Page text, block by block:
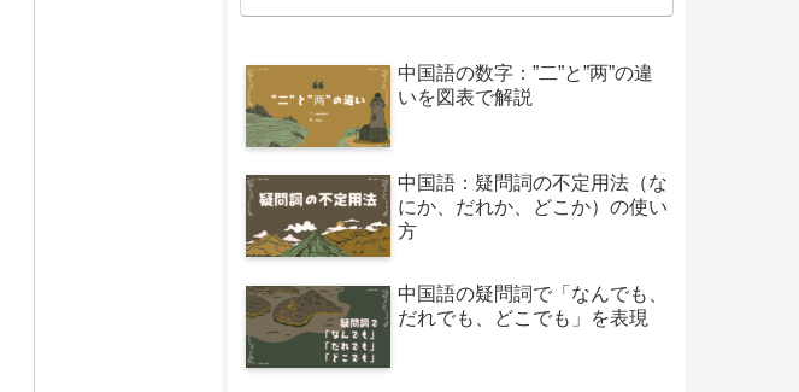
中国語の数字：”二”と”两”の違
いを図表で解説
中国語：疑問詞の不定用法（な
にか、だれか、どこか）の使い
方
中国語の疑問詞で「なんでも、
だれでも、どこでも」を表現